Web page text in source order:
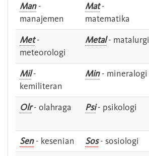
Man-
manajemen
Mat-
matematika
Met-
meteorologi
Metal- matalurgi
Mil-
kemiliteran
Min- mineralogi
Olr- olahraga Psi- psikologi
Sen- kesenian Sos- sosiologi